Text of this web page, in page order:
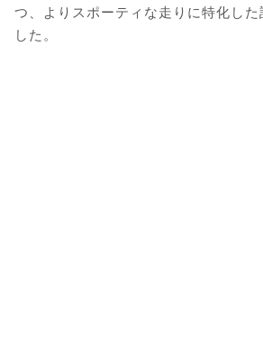
つ、よりスポーティな走りに特化した
した。